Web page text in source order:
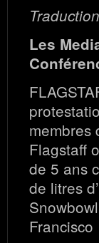
Les
membres
Flagstaff
de 5 ans
de litres
Francisco